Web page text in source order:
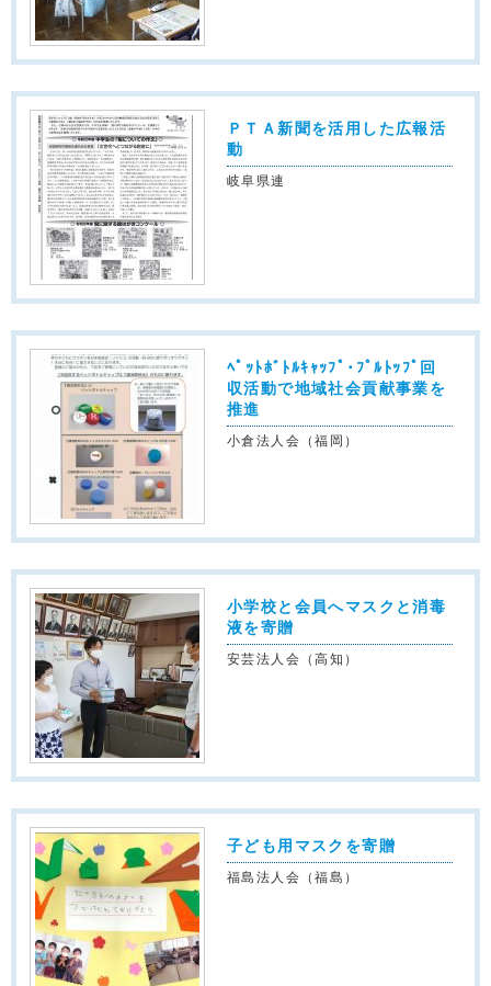
ＰＴＡ新聞を活用した広報活
動
岐阜県連
ﾍﾟｯﾄﾎﾞﾄﾙｷｬｯﾌﾟ･ﾌﾟﾙﾄｯﾌﾟ回
収活動で地域社会貢献事業を
推進
小倉法人会（福岡）
小学校と会員へマスクと消毒
液を寄贈
安芸法人会（高知）
子ども用マスクを寄贈
福島法人会（福島）